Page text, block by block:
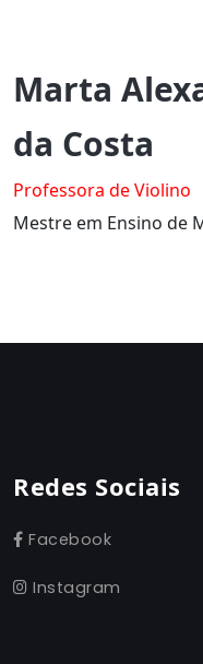
Marta
da Costa
Professora de Violino
Mestre em Ensino de
Redes Sociais
Facebook
Instagram